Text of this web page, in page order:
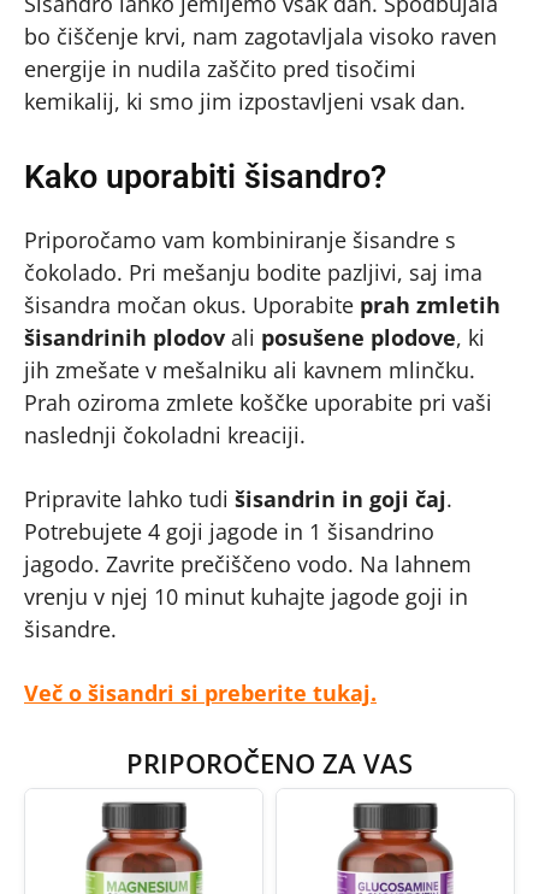
bo čiščenje krvi, nam zagotavljala visoko raven
energije in nudila zaščito pred tisočimi
kemikalij, ki smo jim izpostavljeni vsak dan.
Kako uporabiti šisandro?
Priporočamo vam kombiniranje šisandre s
čokolado. Pri mešanju bodite pazljivi, saj ima
šisandra močan okus. Uporabite prah zmletih
šisandrinih plodov ali posušene plodove, ki
jih zmešate v mešalniku ali kavnem mlinčku.
Prah oziroma zmlete koščke uporabite pri vaši
naslednji čokoladni kreaciji.
Pripravite lahko tudi šisandrin in goji čaj.
Potrebujete 4 goji jagode in 1 šisandrino
jagodo. Zavrite prečiščeno vodo. Na lahnem
vrenju v njej 10 minut kuhajte jagode goji in
šisandre.
Več o šisandri si preberite tukaj.
PRIPOROČENO ZA VAS